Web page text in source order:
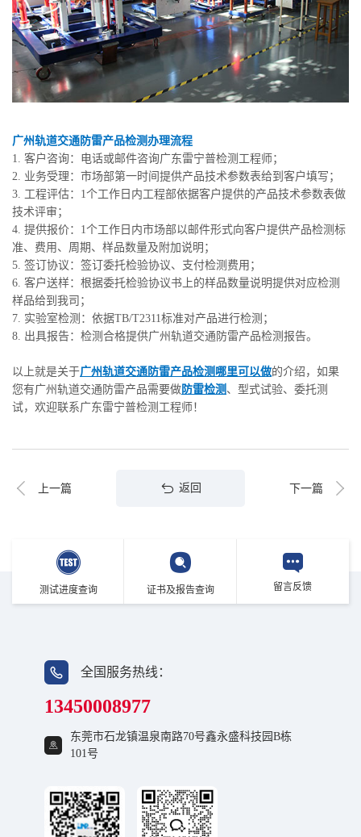
广州轨道交通防雷产品检测办理流程
1. 客户咨询：电话或邮件咨询广东雷宁普检测工程师；
2. 业务受理：市场部第一时间提供产品技术参数表给到客户填写；
3. 工程评估：1个工作日内工程部依据客户提供的产品技术参数表做
技术评审；
4. 提供报价：1个工作日内市场部以邮件形式向客户提供产品检测标
准、费用、周期、样品数量及附加说明；
5. 签订协议：签订委托检验协议、支付检测费用；
6. 客户送样：根据委托检验协议书上的样品数量说明提供对应检测
样品给到我司；
7. 实验室检测：依据TB/T2311标准对产品进行检测；
8. 出具报告：检测合格提供广州轨道交通防雷产品检测报告。
以上就是关于广州轨道交通防雷产品检测哪里可以做的介绍，如果
您有广州轨道交通防雷产品需要做防雷检测 、型式试验、委托测
试，欢迎联系广东雷宁普检测工程师！
上一篇 返回 下一篇
测试进度查询 证书及报告查询 留言反馈
全国服务热线：
13450008977
东莞市石龙镇温泉南路70号鑫永盛科技园B栋
101号